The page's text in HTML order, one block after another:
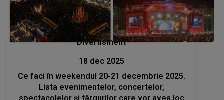
Divertisment
18 dec 2025
Ce faci în weekendul 20-21 decembrie 2025.
Lista evenimentelor, concertelor,